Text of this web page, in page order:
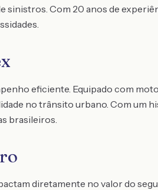
sinistros. Com 20 anos de
eficiente. Equipado com
no trânsito urbano. Com um
brasileiros.
diretamente no valor do